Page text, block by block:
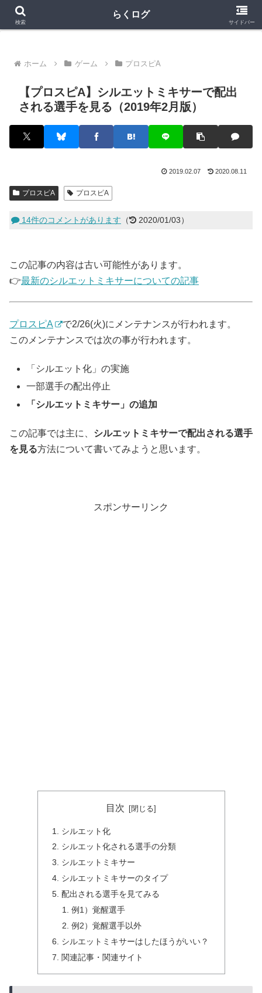
クラロワ クラロワリーグ プロスピA
ホーム ゲーム プロスピA
【プロスピA】シルエットミキサーで配出
される選手を見る（2019年2月版）
2019.02.07 2020.08.11
プロスピA プロスピA
14件のコメントがあります （ 2020/01/03）
この記事の内容は古い可能性があります。
👉最新のシルエットミキサーについての記事
プロスピA
で2/26(火)にメンテナンスが行われます。
このメンテナンスでは次の事が行われます。
「シルエット化」の実施
一部選手の配出停止
「シルエットミキサー」の追加
この記事では主に、 シルエットミキサーで配出される選手
を見る方法について書いてみようと思います。
スポンサーリンク
目次
シルエット化
シルエット化される選手の分類
シルエットミキサー
シルエットミキサーのタイプ
配出される選手を見てみる
例1）覚醒選手
例2）覚醒選手以外
シルエットミキサーはしたほうがいい？
関連記事・関連サイト
検索
らくログ
サイドバー